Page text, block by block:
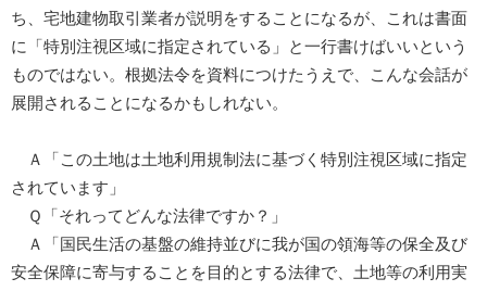
ち、宅地建物取引業者が説明をすることになるが、これは書面
に「特別注視区域に指定されている」と一行書けばいいという
ものではない。根拠法令を資料につけたうえで、こんな会話が
展開されることになるかもしれない。
Ａ「この土地は土地利用規制法に基づく特別注視区域に指定
されています」
Ｑ「それってどんな法律ですか？」
Ａ「国民生活の基盤の維持並びに我が国の領海等の保全及び
安全保障に寄与することを目的とする法律で、土地等の利用実